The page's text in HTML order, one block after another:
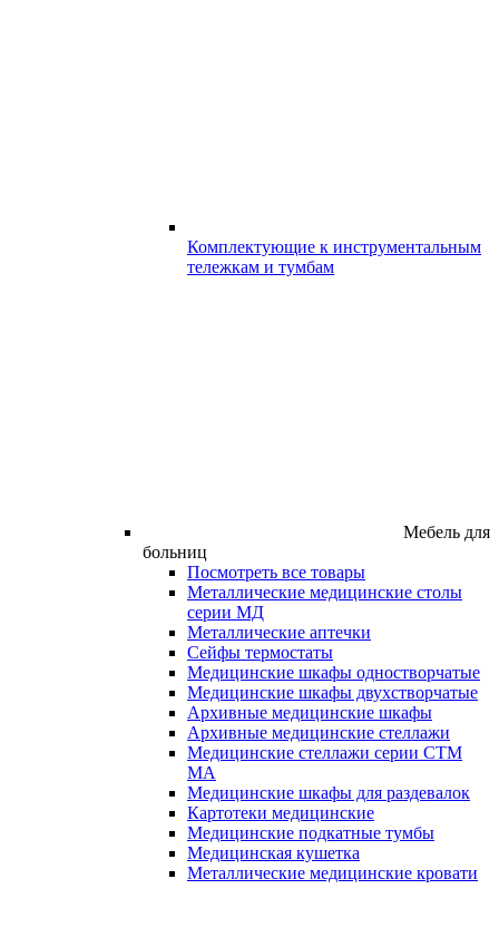
Комплектующие к инструментальным
тележкам и тумбам
Мебель для
больниц
Посмотреть все товары
Металлические медицинские столы
серии МД
Металлические аптечки
Сейфы термостаты
Медицинские шкафы одностворчатые
Медицинские шкафы двухстворчатые
Архивные медицинские шкафы
Архивные медицинские стеллажи
Медицинские стеллажи серии СТМ
МА
Медицинские шкафы для раздевалок
Картотеки медицинские
Медицинские подкатные тумбы
Медицинская кушетка
Металлические медицинские кровати